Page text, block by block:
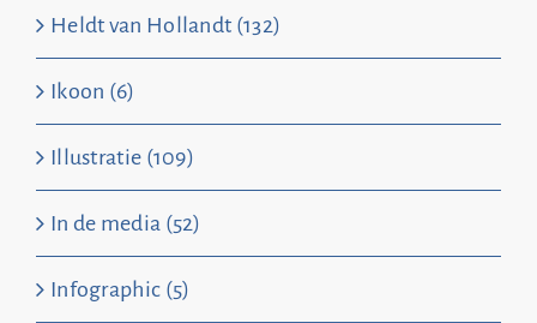
Heldt van Hollandt (132)
Ikoon (6)
Illustratie (109)
In de media (52)
Infographic (5)